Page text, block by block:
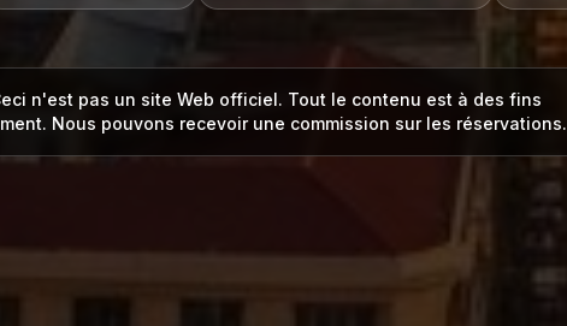
n'est pas un site Web officiel. Tout le contenu est à des fins
Nous pouvons recevoir une commission sur les réservations.